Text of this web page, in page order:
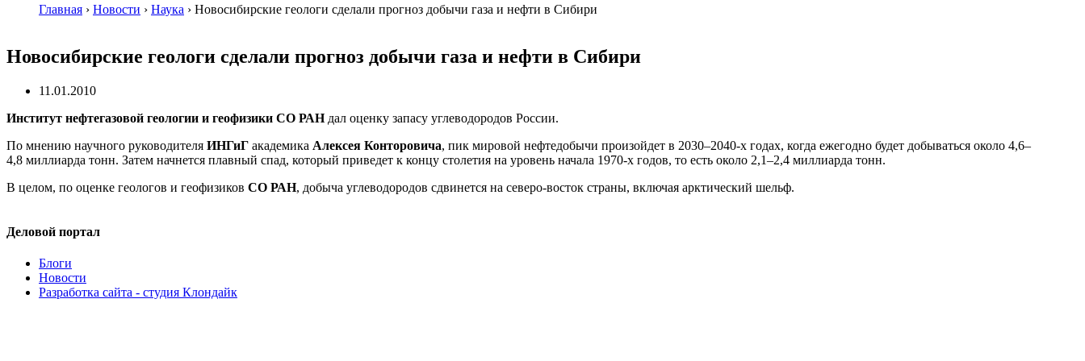
Главная › Новости › Наука › Новосибирские геологи сделали прогноз добычи газа и нефти в Сибири
Новосибирские геологи сделали прогноз добычи газа и нефти в Сибири
11.01.2010
Институт нефтегазовой геологии и геофизики СО РАНдал оценку запасу углеводородов России.
По мнению научного руководителя ИНГиГ академика Алексея Конторовича, пик мировой нефтедобычи произойдет в 2030–2040-х годах, когда ежегодно будет добываться около 4,6–
4,8 миллиарда тонн. Затем начнется плавный спад, который приведет к концу столетия на уровень начала 1970-х годов, то есть около 2,1–2,4 миллиарда тонн.
В целом, по оценке геологов и геофизиков СО РАН, добыча углеводородов сдвинется на северо-восток страны, включая арктический шельф.
Деловой портал
Блоги
Новости
Разработка сайта - студия Клондайк